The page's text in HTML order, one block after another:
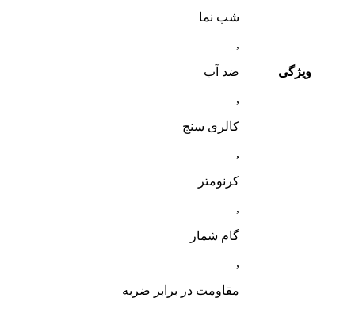
ویژگی
شب‌ نما
,
ضد آب
,
کالری سنج
,
کرنومتر
,
گام شمار
,
مقاومت در برابر ضربه